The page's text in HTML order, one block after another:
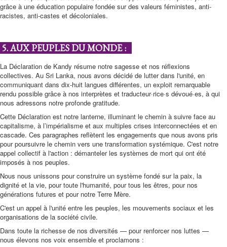
grâce à une éducation populaire fondée sur des valeurs féministes, anti-
racistes, anti-castes et décoloniales.
5. AUX PEUPLES DU MONDE :
La Déclaration de Kandy résume notre sagesse et nos réflexions
collectives. Au Sri Lanka, nous avons décidé de lutter dans l'unité, en
communiquant dans dix-huit langues différentes, un exploit remarquable
rendu possible grâce à nos interprètes et traducteur·rice·s dévoué·es, à qui
nous adressons notre profonde gratitude.
Cette Déclaration est notre lanterne, illuminant le chemin à suivre face au
capitalisme, à l’impérialisme et aux multiples crises interconnectées et en
cascade. Ces paragraphes reflètent les engagements que nous avons pris
pour poursuivre le chemin vers une transformation systémique. C'est notre
appel collectif à l'action : démanteler les systèmes de mort qui ont été
imposés à nos peuples.
Nous nous unissons pour construire un système fondé sur la paix, la
dignité et la vie, pour toute l'humanité, pour tous les êtres, pour nos
générations futures et pour notre Terre Mère.
C'est un appel à l'unité entre les peuples, les mouvements sociaux et les
organisations de la société civile.
Dans toute la richesse de nos diversités — pour renforcer nos luttes —
nous élevons nos voix ensemble et proclamons :